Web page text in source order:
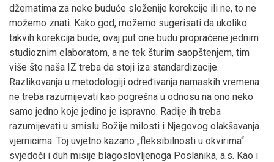
džematima za neke buduće složenije korekcije ili ne, to ne
možemo znati. Kako god, možemo sugerisati da ukoliko
takvih korekcija bude, ovaj put one budu propraćene jednim
studioznim elaboratom, a ne tek šturim saopštenjem, tim
više što naša IZ treba da stoji iza standardizacije.
Razlikovanja u metodologiji određivanja namaskih vremena
ne treba razumijevati kao pogrešna u odnosu na ono neko
samo jedno koje jedino je ispravno. Radije ih treba
razumijevati u smislu Božije milosti i Njegovog olakšavanja
vjernicima. Toj uvjetno kazano „fleksibilnosti u okvirima“
svjedoči i duh misije blagoslovljenoga Poslanika, a.s. Kao i